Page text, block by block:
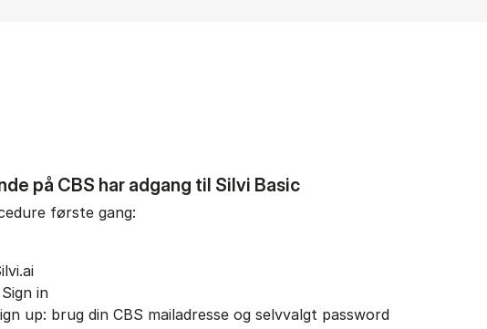
på CBS har adgang til Silvi Basic
første gang:
in
up: brug din CBS mailadresse og selvvalgt password